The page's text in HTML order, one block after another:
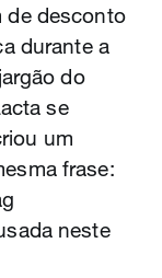
de desconto
durante a
do
se
um
frase:
neste